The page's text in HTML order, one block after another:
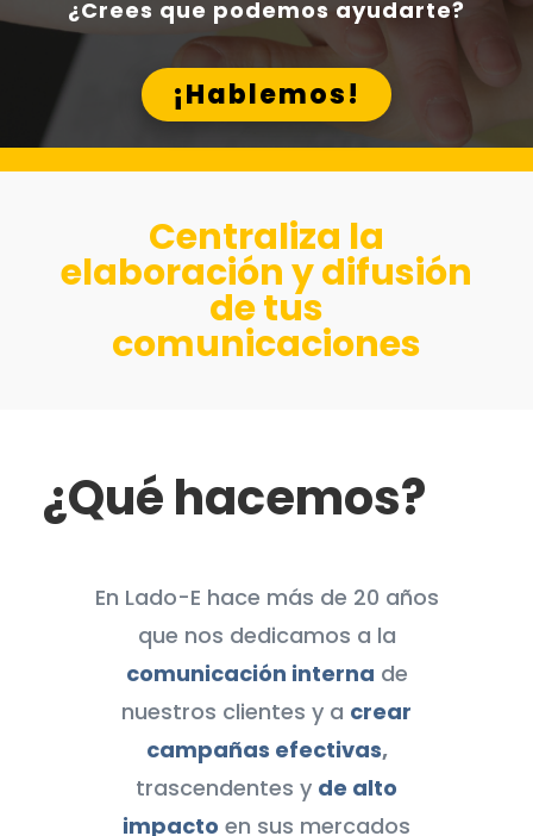
¿Crees que podemos ayudarte?
¡Hablemos!
Centraliza la
elaboración y difusión
de tus
comunicaciones
¿Qué hacemos?
En Lado-E hace más de 20 años
que nos dedicamos a la
comunicación interna de
nuestros clientes y a crear
campañas efectivas,
trascendentes y de alto
impacto en sus mercados